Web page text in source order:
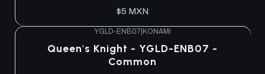
$5 MXN
YGLD-ENB07| KONAMI
Queen's Knight - YGLD-ENB07 -
Common